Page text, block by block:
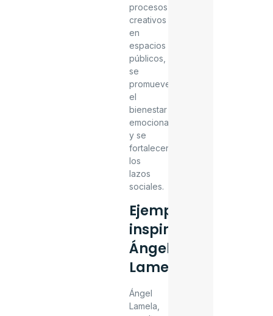
procesos
creativos
en
espacios
públicos,
se
promueve
el
bienestar
emocional
y se
fortalecen
los
lazos
sociales.
Ejemplo
inspirador:
Ángel
Lamela
Ángel
Lamela,